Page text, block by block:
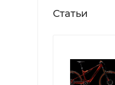
Статьи